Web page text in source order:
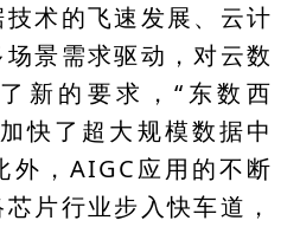
术的飞速发展、云计
景需求驱动，对云数
新的要求，“东数西
快了超大规模数据中
外，AIGC应用的不断
片行业步入快车道，